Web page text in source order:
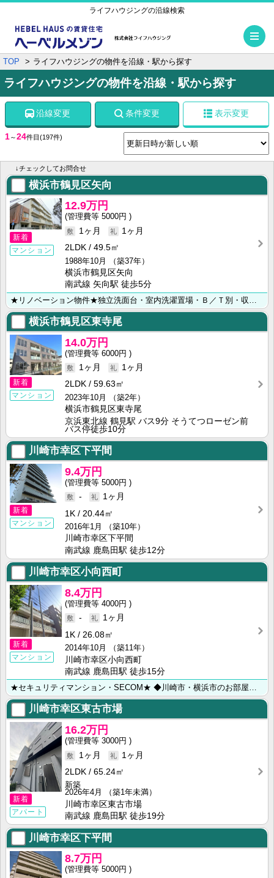
ライフハウジングの沿線検索
TOP ライフハウジングの物件を沿線・駅から探す
ライフハウジングの物件を沿線・駅から探す
沿線変更 条件変更 表示変更
1～24件目 (197件)
↓チェックしてお問合せ
横浜市鶴見区矢向
新着
マンション
12.9万円
5000円
1ヶ月
1ヶ月
2LDK
49.5㎡
1988年10月
（築37年）
横浜市鶴見区矢向
南武線 矢向駅 徒歩5分
★リノベーション物件★独立洗面台・室内洗濯置場・Ｂ／Ｔ別・収納♪ ◆川崎市・横浜市のお部屋探しは【㈱･･･
横浜市鶴見区東寺尾
新着
マンション
14.0万円
6000円
1ヶ月
1ヶ月
2LDK
59.63㎡
2023年10月
（築2年）
横浜市鶴見区東寺尾
京浜東北線 鶴見駅 バス9分 そうてつローゼン前
バス停徒歩10分
川崎市幸区下平間
新着
マンション
9.4万円
5000円
-
1ヶ月
1K
20.44㎡
2016年1月
（築10年）
川崎市幸区下平間
南武線 鹿島田駅 徒歩12分
川崎市幸区小向西町
新着
マンション
8.4万円
4000円
-
1ヶ月
1K
26.08㎡
2014年10月
（築11年）
川崎市幸区小向西町
南武線 鹿島田駅 徒歩15分
川崎市幸区東古市場
新着
アパート
16.2万円
3000円
1ヶ月
1ヶ月
2LDK
65.24㎡
新築
2026年4月
（築1年未満）
川崎市幸区東古市場
南武線 鹿島田駅 徒歩19分
川崎市幸区下平間
8.7万円
5000円